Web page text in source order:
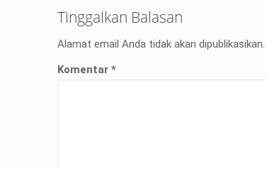
Tinggalkan Balasan
Alamat email Anda tidak akan dipublikasikan.
Komentar*